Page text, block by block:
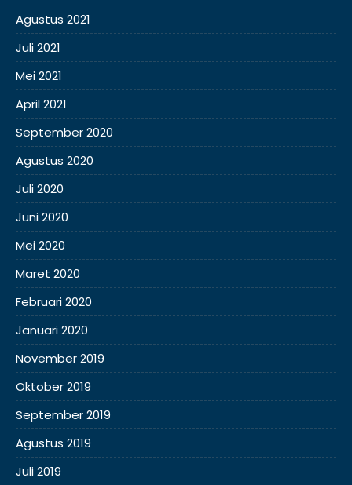
Agustus 2021
Juli 2021
Mei 2021
April 2021
September 2020
Agustus 2020
Juli 2020
Juni 2020
Mei 2020
Maret 2020
Februari 2020
Januari 2020
November 2019
Oktober 2019
September 2019
Agustus 2019
Juli 2019